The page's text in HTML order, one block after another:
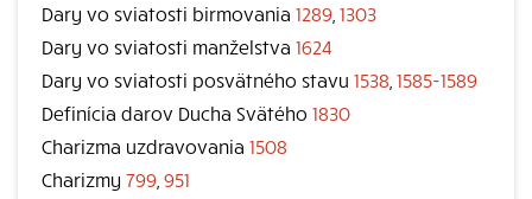
Dary vo sviatosti birmovania 1289 1303
Dary vo sviatosti manželstva 1624
Dary vo sviatosti posvätného stavu 1538 1585-1589
Definícia darov Ducha Svätého 1830
Charizma uzdravovania 1508
Charizmy 799 951